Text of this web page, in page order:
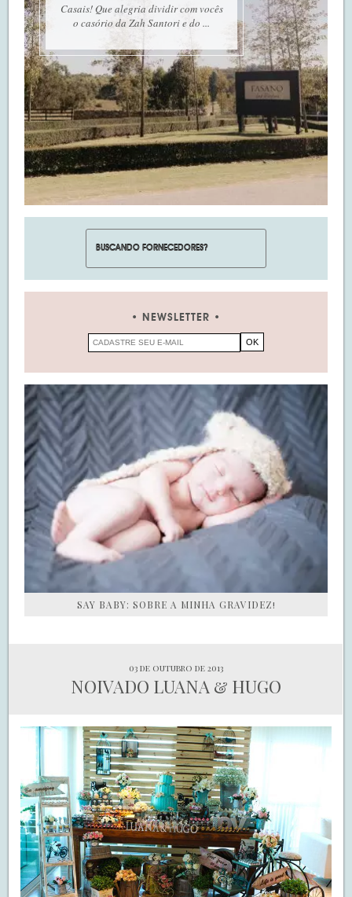
Casais! Que alegria dividir com vocês
o casório da Zah Santori e do ...
NEWSLETTER
SAY BABY: SOBRE A MINHA GRAVIDEZ!
03 de outubro de 2013
NOIVADO LUANA & HUGO